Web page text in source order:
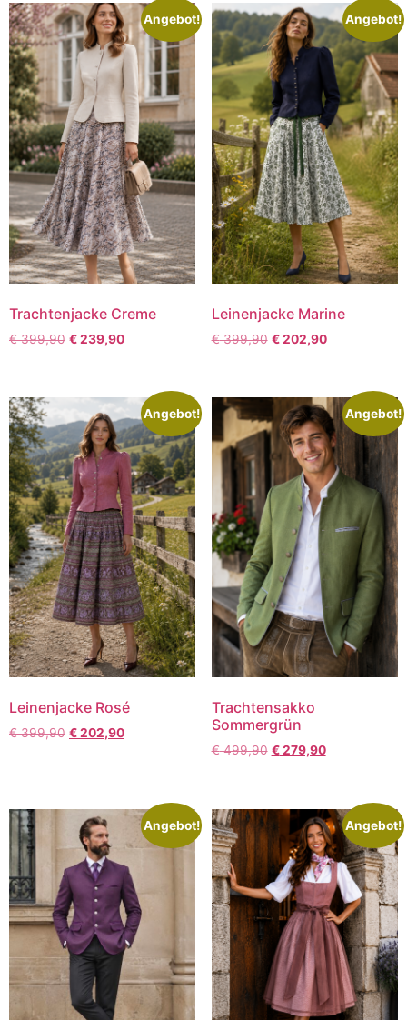
Angebot!
Trachtenjacke Creme
€399,90 €239,90
Angebot!
Leinenjacke Marine
€399,90 €202,90
Angebot!
Leinenjacke Rosé
€399,90 €202,90
Angebot!
Trachtensakko
Sommergrün
€499,90 €279,90
Angebot! Angebot!